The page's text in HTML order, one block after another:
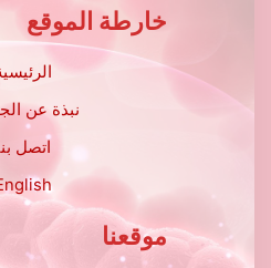
خارطة الموقع
نبذة عن
اتصل
موقعنا